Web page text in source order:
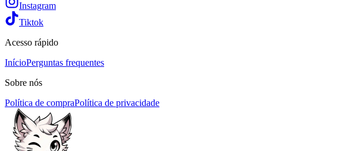
Instagram
Tiktok
Acesso rápido
InícioPerguntas frequentes
Sobre nós
Política de compraPolítica de privacidade